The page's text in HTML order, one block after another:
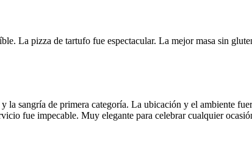
La pizza de tartufo fue espectacular. La mejor masa sin
la sangría de primera categoría. La ubicación y el ambiente
fue impecable. Muy elegante para celebrar cualquier